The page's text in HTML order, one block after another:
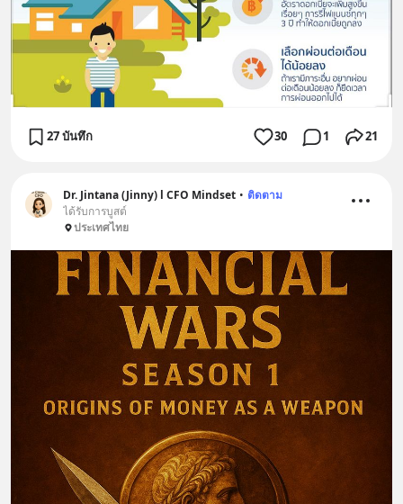
27 บันทึก 30 1 21
Dr. Jintana (Jinny) l CFO Mindset • ติดตาม
ได้รับการบูสต์
ประเทศไทย